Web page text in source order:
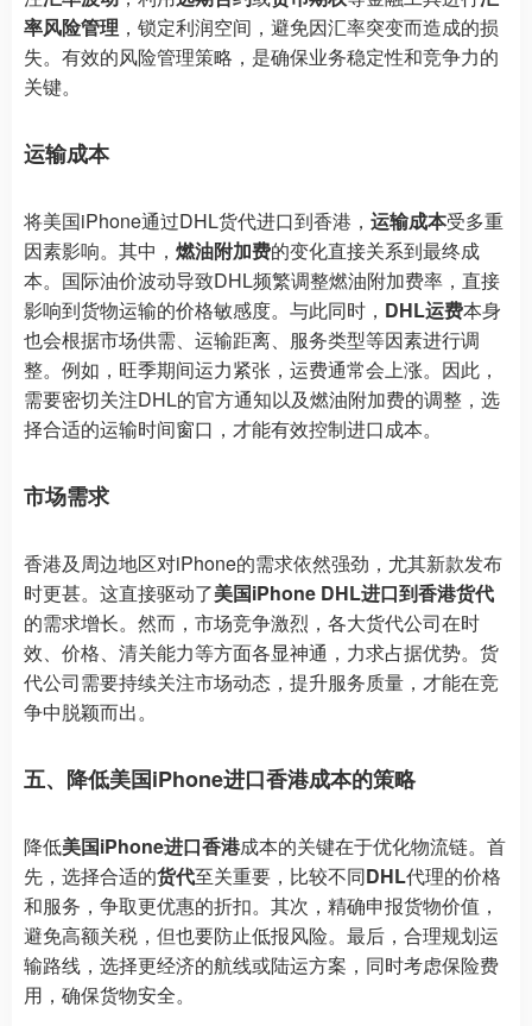
率风险管理 ，锁定利润空间，避免因汇率突变而造成的损
失。有效的风险管理策略，是确保业务稳定性和竞争力的
关键。
运输成本
将美国iPhone通过DHL货代进口到香港， 运输成本受多重
因素影响。其中， 燃油附加费的变化直接关系到最终成
本。国际油价波动导致DHL频繁调整燃油附加费率，直接
影响到货物运输的价格敏感度。与此同时， DHL运费本身
也会根据市场供需、运输距离、服务类型等因素进行调
整。例如，旺季期间运力紧张，运费通常会上涨。因此，
需要密切关注DHL的官方通知以及燃油附加费的调整，选
择合适的运输时间窗口，才能有效控制进口成本。
市场需求
香港及周边地区对iPhone的需求依然强劲，尤其新款发布
时更甚。这直接驱动了美国iPhone DHL进口到香港货代
的需求增长。然而，市场竞争激烈，各大货代公司在时
效、价格、清关能力等方面各显神通，力求占据优势。货
代公司需要持续关注市场动态，提升服务质量，才能在竞
争中脱颖而出。
五、降低美国iPhone进口香港成本的策略
降低美国iPhone进口香港成本的关键在于优化物流链。首
先，选择合适的货代至关重要，比较不同DHL代理的价格
和服务，争取更优惠的折扣。其次，精确申报货物价值，
避免高额关税，但也要防止低报风险。最后，合理规划运
输路线，选择更经济的航线或陆运方案，同时考虑保险费
用，确保货物安全。